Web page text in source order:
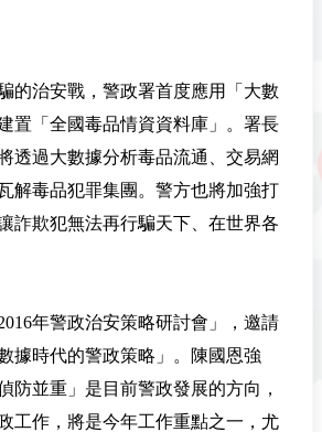
的治安戰，警政署首度應用「大數
置「全國毒品情資資料庫」。署長
透過大數據分析毒品流通、交易網
解毒品犯罪集團。警方也將加強打
詐欺犯無法再行騙天下、在世界各
年警政治安策略研討會」，邀請
據時代的警政策略」。陳國恩強
防並重」是目前警政發展的方向，
工作，將是今年工作重點之一，尤